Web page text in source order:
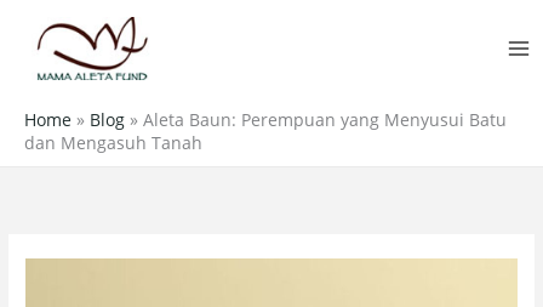
content
Home » Blog » Aleta Baun: Perempuan yang Menyusui Batu
dan Mengasuh Tanah